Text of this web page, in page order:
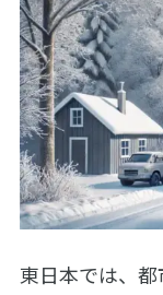
東日本では、